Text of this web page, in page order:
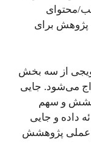
محتوای
پژوهش برای
از سه بخش
می‌شود. جایی
و سهم
داده و جایی
عملی پژوهشش